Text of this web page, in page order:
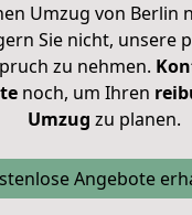
Umzug von Berlin
Sie nicht, unsere
zu nehmen.
noch, um Ihren
Umzug zu planen.
Angebote